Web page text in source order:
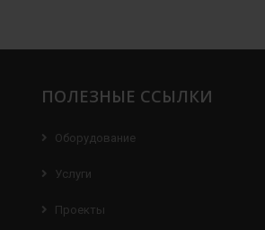
ПОЛЕЗНЫЕ ССЫЛКИ
Оборудование
Услуги
Проекты